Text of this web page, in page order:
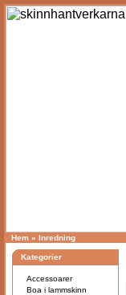
Hem » Inredning
Kategorier
Accessoarer
Boa i lammskinn